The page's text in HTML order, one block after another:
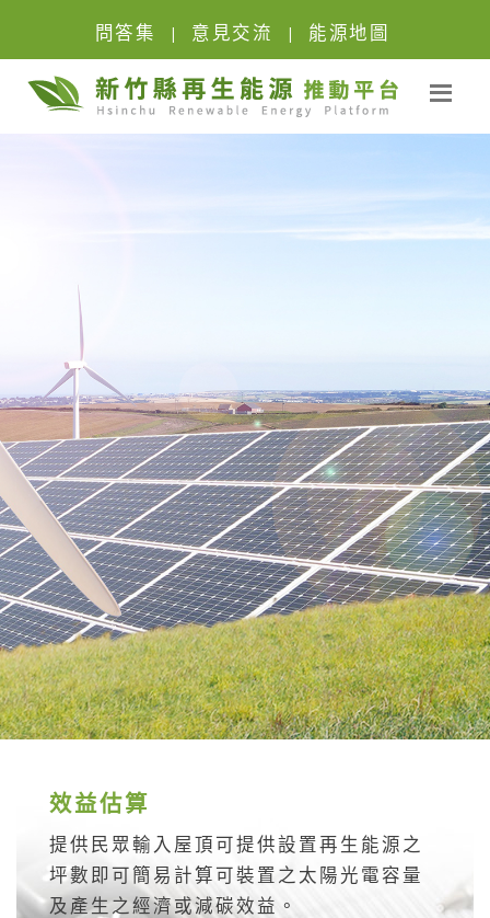
問答集 | 意見交流 | 能源地圖
效益估算
提供民眾輸入屋頂可提供設置再生能源之
坪數即可簡易計算可裝置之太陽光電容量
及產生之經濟或減碳效益。